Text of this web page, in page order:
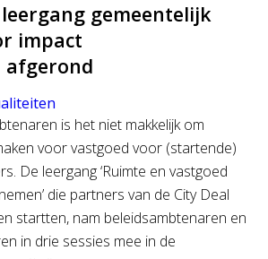
gemeentelijk
impact
afgerond
is het niet makkelijk om
voor vastgoed voor (startende)
De leergang ‘Ruimte en vastgoed
die partners van de City Deal
startten, nam beleidsambtenaren en
in drie sessies mee in de